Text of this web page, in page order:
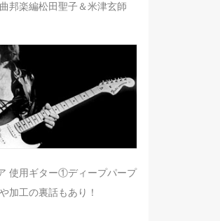
邦楽編松田聖子＆米津玄師
使用ギター①ディープパープ
加工の裏話もあり！